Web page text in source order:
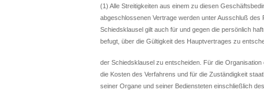
(1) Alle Streitigkeiten aus einem zu diesen
abgeschlossenen Vertrage werden unter Ausschluß
Schiedsklausel gilt auch für und gegen die persönlich
befugt, über die Gültigkeit des Hauptvertrages zu
der Schiedsklausel zu entscheiden. Für die
die Kosten des Verfahrens und für die Zuständigkeit
seiner Organe und seiner Bediensteten einschließlich